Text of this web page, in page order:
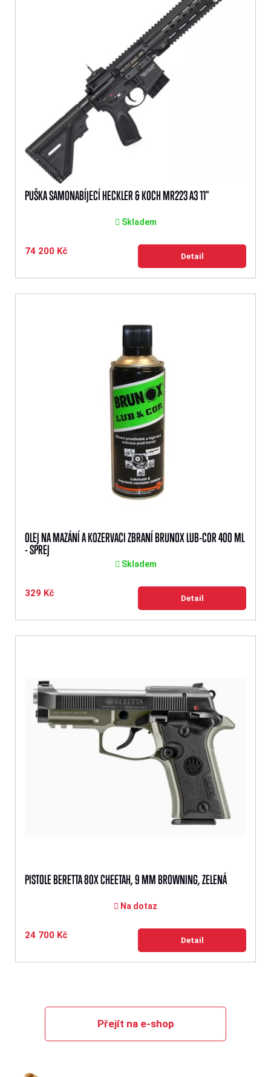
PUŠKA SAMONABÍJECÍ HECKLER & KOCH MR223 A3 11"
Skladem
74 200 Kč Detail
OLEJ NA MAZÁNÍ A KOZERVACI ZBRANÍ BRUNOX LUB-COR 400 ML
- SPREJ
Skladem
329 Kč Detail
PISTOLE BERETTA 80X CHEETAH, 9 MM BROWNING, ZELENÁ
Na dotaz
24 700 Kč Detail
Přejít na e-shop